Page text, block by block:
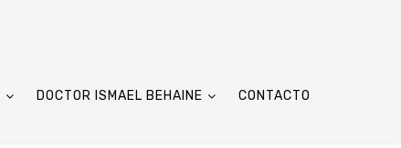
DOCTOR ISMAEL BEHAINE CONTACTO